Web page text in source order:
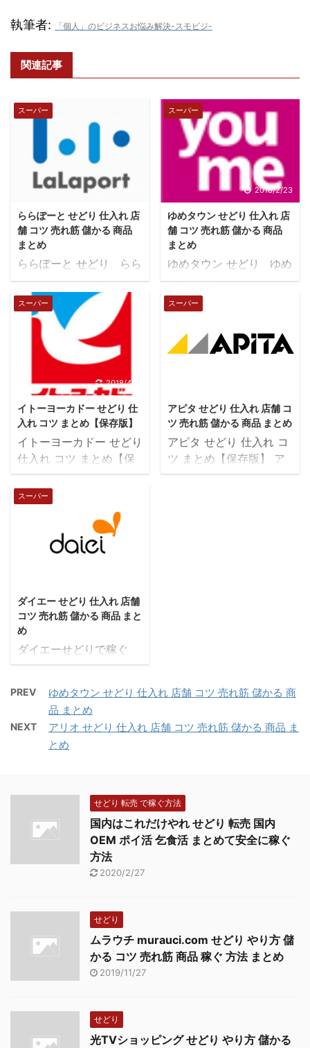
執筆者: 「個人」のビジネスお悩み解決-スモビジ-
関連記事
スーパー
2018/2/23
ららぽーと せどり 仕入れ 店
舗 コツ 売れ筋 儲かる 商品
まとめ
ららぽーと せどり らら
ぽーと
スーパー
2018/2/23
ゆめタウン せどり 仕入れ 店
舗 コツ 売れ筋 儲かる 商品
まとめ
ゆめタウン せどり ゆめ
タウン 株式会社イズミ
事業内容 ショッピングセ
ンター、ゼネラル・マー
チャンダイジング・スト
ア（GMS）、 スーパー
ンポート事業
スーパー
2018/4/12
イトーヨーカドー せどり 仕
入れ コツ まとめ【保存版】
イトーヨーカドー せどり
仕入れ コツ まとめ【保
存版】 イトーヨーカド
ーせどりで稼ぐ イトーヨ
ーカドーせどりの狙い目
ゲーム、おもちゃ売り
場がオススメです。 ワゴ
ンセールから見ていきま
ー商品を調べ、その後、
初めて見た商品を調べま
す。 通常棚からは、ゲー
ムソフトで値下げの表示
に儲かるものがあるの
で、奥までしっかり調べ
ます。
スーパー
アピタ せどり 仕入れ 店舗 コ
ツ 売れ筋 儲かる 商品 まとめ
アピタ せどり 仕入れ コ
ツ まとめ【保存版】 ア
ピタせどり アピタは毎月
ているため、子供に人気
ものの商品が置いてあり
いることも多いので、仕
入れられる商品も ...
スーパー
ダイエー せどり 仕入れ 店舗
コツ 売れ筋 儲かる 商品 まと
め
ダイエーせどりで稼ぐ
PREV
ゆめタウン せどり 仕入れ 店舗 コツ 売れ筋 儲かる 商
品 まとめ
NEXT
アリオ せどり 仕入れ 店舗 コツ 売れ筋 儲かる 商品 ま
とめ
せどり 転売 で稼ぐ方法
国内はこれだけやれ せどり 転売 国内
OEM ポイ活 乞食活 まとめて安全に稼ぐ
方法
2020/2/27
せどり
ムラウチ murauci.com せどり やり方 儲
かる コツ 売れ筋 商品 稼ぐ 方法 まとめ
2019/11/27
せどり
光TVショッピング せどり やり方 儲かる